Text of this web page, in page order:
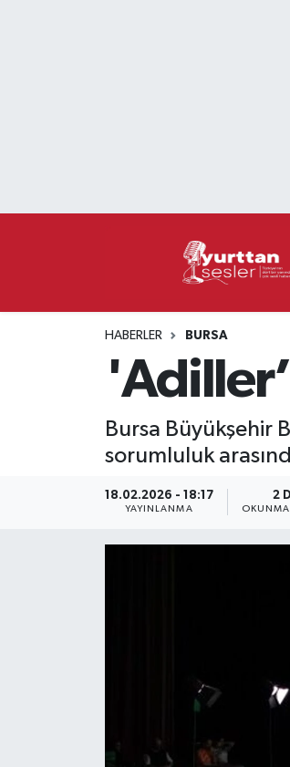
HABERLER BURSA
Bursa Büyükşehir
sorumluluk
18.02.2026 - 18:17
YAYINLANMA
2
OKUNMA
Süper Lig Puan Durumu ve Fikstür
Haber Arşivi